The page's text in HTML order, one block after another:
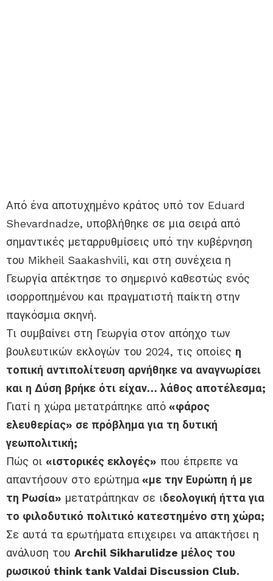
Από ένα αποτυχημένο κράτος υπό τον Eduard
Shevardnadze, υποβλήθηκε σε μια σειρά από
σημαντικές μεταρρυθμίσεις υπό την κυβέρνηση
του Mikheil Saakashvili, και στη συνέχεια η
Γεωργία απέκτησε το σημερινό καθεστώς ενός
ισορροπημένου και πραγματιστή παίκτη στην
παγκόσμια σκηνή.
Τι συμβαίνει στη Γεωργία στον απόηχο των
βουλευτικών εκλογών του 2024, τις οποίες η
τοπική αντιπολίτευση αρνήθηκε να αναγνωρίσει
και η Δύση βρήκε ότι είχαν… λάθος αποτέλεσμα;
Γιατί η χώρα μετατράπηκε από «φάρος
ελευθερίας» σε πρόβλημα για τη δυτική
γεωπολιτική;
Πώς οι «ιστορικές εκλογές» που έπρεπε να
απαντήσουν στο ερώτημα «με την Ευρώπη ή με
τη Ρωσία» μετατράπηκαν σε ιδεολογική ήττα για
το φιλοδυτικό πολιτικό κατεστημένο στη χώρα;
Σε αυτά τα ερωτήματα επιχειρει να απακτήσει η
ανάλυση του Archil Sikharulidze μέλος του
ρωσικού think tank Valdai Discussion Club.